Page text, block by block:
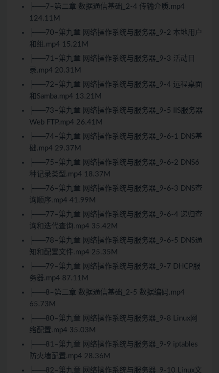
├──7–第二章 数据通信基础_2-4 传输介质.mp4
124.11M
├──70–第九章 网络操作系统与服务器_9-2 本地用户
和组.mp4 15.21M
├──71–第九章 网络操作系统与服务器_9-3 活动目
录.mp4 20.31M
├──72–第九章 网络操作系统与服务器_9-4 远程桌面
和Samba.mp4 13.21M
├──73–第九章 网络操作系统与服务器_9-5 IIS服务器
Web FTP.mp4 26.41M
├──74–第九章 网络操作系统与服务器_9-6-1 DNS基
础.mp4 29.37M
├──75–第九章 网络操作系统与服务器_9-6-2 DNS6
种记录类型.mp4 18.37M
├──76–第九章 网络操作系统与服务器_9-6-3 DNS查
询顺序.mp4 41.99M
├──77–第九章 网络操作系统与服务器_9-6-4 递归查
询和迭代查询.mp4 35.42M
├──78–第九章 网络操作系统与服务器_9-6-5 DNS通
知和配置文件.mp4 25.35M
├──79–第九章 网络操作系统与服务器_9-7 DHCP服
务器.mp4 87.11M
├──8–第二章 数据通信基础_2-5 数据编码.mp4
65.73M
├──80–第九章 网络操作系统与服务器_9-8 Linux 网
络配置.mp4 35.03M
├──81–第九章 网络操作系统与服务器_9-9 iptables
防火墙配置.mp4 28.36M
├──82–第九章 网络操作系统与服务器_9-10 Linux文